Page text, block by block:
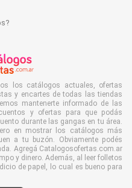
los catálogos actuales, ofertas
y encartes de todas las tiendas
mantenerte informado de las
y ofertas para que podás
durante las gangas en tu área.
en mostrar los catálogos más
a tu buzón. Obviamente podés
Agregá Catalogosofertas.com.ar
y dinero. Además, al leer folletos
de papel, lo cual es bueno para